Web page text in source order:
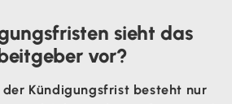
sieht das
vor?
Kündigungsfrist besteht nur